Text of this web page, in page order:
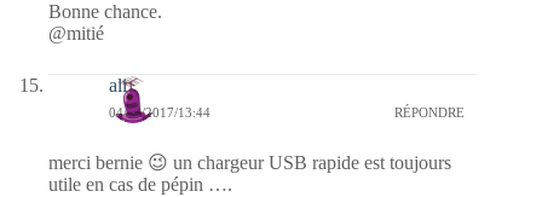
Bonne chance.
@mitié
ali
04/03/2017/13:44 RÉPONDRE
merci bernie 😉 un chargeur USB rapide est toujours
utile en cas de pépin ….